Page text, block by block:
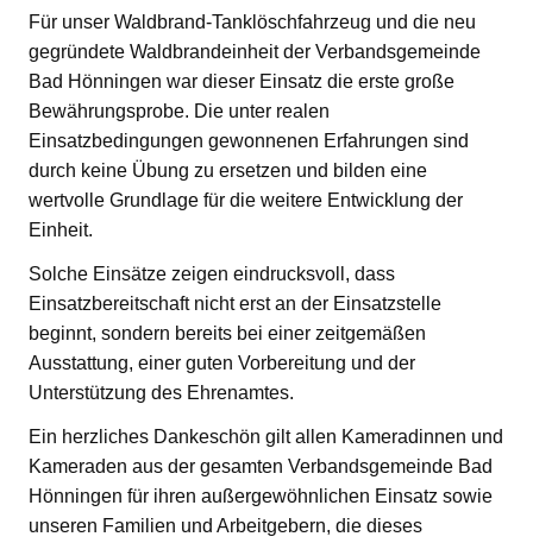
Für unser Waldbrand-Tanklöschfahrzeug und die neu
gegründete Waldbrandeinheit der Verbandsgemeinde
Bad Hönningen war dieser Einsatz die erste große
Bewährungsprobe. Die unter realen
Einsatzbedingungen gewonnenen Erfahrungen sind
durch keine Übung zu ersetzen und bilden eine
wertvolle Grundlage für die weitere Entwicklung der
Einheit.
Solche Einsätze zeigen eindrucksvoll, dass
Einsatzbereitschaft nicht erst an der Einsatzstelle
beginnt, sondern bereits bei einer zeitgemäßen
Ausstattung, einer guten Vorbereitung und der
Unterstützung des Ehrenamtes.
Ein herzliches Dankeschön gilt allen Kameradinnen und
Kameraden aus der gesamten Verbandsgemeinde Bad
Hönningen für ihren außergewöhnlichen Einsatz sowie
unseren Familien und Arbeitgebern, die dieses